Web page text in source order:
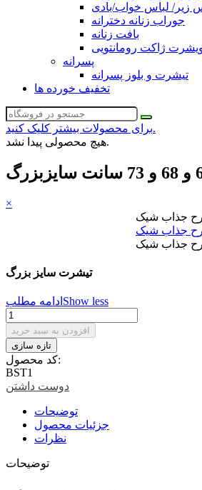
زیر/ لباس خواب/بادی
جوراب زنانه دخترانه
بافت زنانه
ژاکت رومانتویی
پسرانه
تیشرت و بلوز پسرانه
تخفیف خورده ها
برای محصولات بیشتر کلیک کنید.
هیچ محصولی پیدا نشد.
×
تیشرت سایز بزرگ
ادامه مطلب Show less
افزودن به سبد خرید
کد محصول:
BST1
دوست داشتن
توضیحات
جزئیات محصول
نظرات
توضیحات